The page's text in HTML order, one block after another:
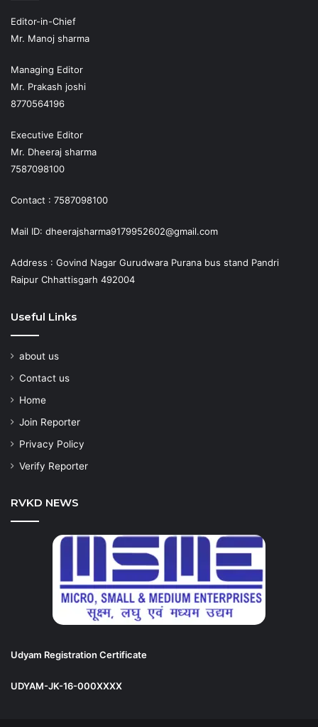
Editor-in-Chief
Mr. Manoj sharma
Managing Editor
Mr. Prakash joshi
8770564196
Executive Editor
Mr. Dheeraj sharma
7587098100
Contact : 7587098100
Mail ID: dheerajsharma9179952602@gmail.com
Address : Govind Nagar Gurudwara Purana bus stand Pandri
Raipur Chhattisgarh 492004
Useful Links
about us
Contact us
Home
Join Reporter
Privacy Policy
Verify Reporter
RVKD NEWS
Udyam Registration Certificate
UDYAM-JK-16-000XXXX